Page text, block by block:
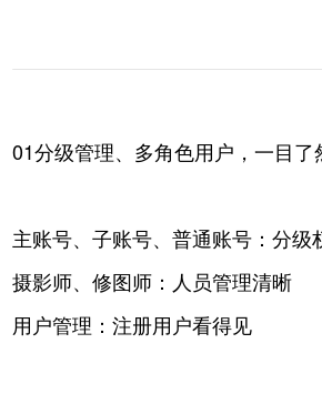
01分级管理、多角色用户，一目了
主账号、子账号、普通账号：分级
摄影师、修图师：人员管理清晰
用户管理：注册用户看得见